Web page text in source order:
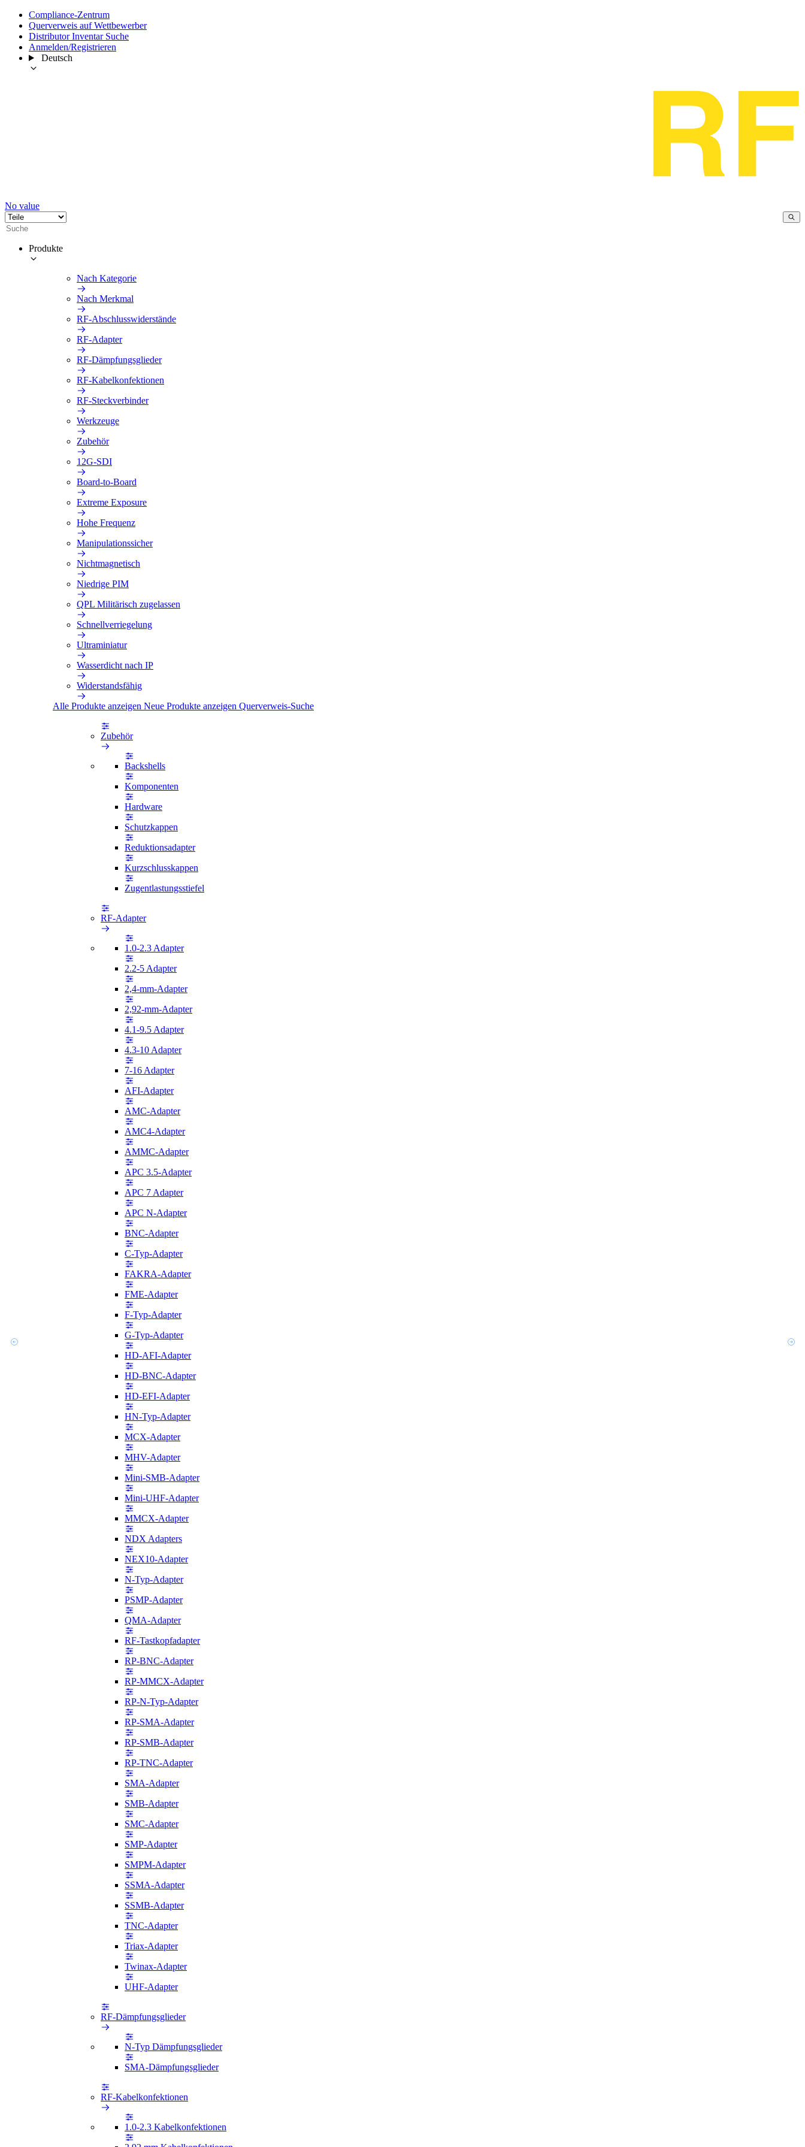
Compliance-Zentrum
Querverweis auf Wettbewerber
Distributor Inventar Suche
Anmelden/Registrieren
Deutsch
No value
Produkte
Nach Kategorie
Nach Merkmal
RF-Abschlusswiderstände
RF-Adapter
RF-Dämpfungsglieder
RF-Kabelkonfektionen
RF-Steckverbinder
Werkzeuge
Zubehör
12G-SDI
Board-to-Board
Extreme Exposure
Hohe Frequenz
Manipulationssicher
Nichtmagnetisch
Niedrige PIM
QPL Militärisch zugelassen
Schnellverriegelung
Ultraminiatur
Wasserdicht nach IP
Widerstandsfähig
Alle Produkte anzeigen Neue Produkte anzeigen Querverweis-Suche
Zubehör
Backshells
Komponenten
Hardware
Schutzkappen
Reduktionsadapter
Kurzschlusskappen
Zugentlastungsstiefel
RF-Adapter
1.0-2.3 Adapter
2.2-5 Adapter
2,4-mm-Adapter
2,92-mm-Adapter
4.1-9.5 Adapter
4.3-10 Adapter
7-16 Adapter
AFI-Adapter
AMC-Adapter
AMC4-Adapter
AMMC-Adapter
APC 3.5-Adapter
APC 7 Adapter
APC N-Adapter
BNC-Adapter
C-Typ-Adapter
FAKRA-Adapter
FME-Adapter
F-Typ-Adapter
G-Typ-Adapter
HD-AFI-Adapter
HD-BNC-Adapter
HD-EFI-Adapter
HN-Typ-Adapter
MCX-Adapter
MHV-Adapter
Mini-SMB-Adapter
Mini-UHF-Adapter
MMCX-Adapter
NDX Adapters
NEX10-Adapter
N-Typ-Adapter
PSMP-Adapter
QMA-Adapter
RF-Tastkopfadapter
RP-BNC-Adapter
RP-MMCX-Adapter
RP-N-Typ-Adapter
RP-SMA-Adapter
RP-SMB-Adapter
RP-TNC-Adapter
SMA-Adapter
SMB-Adapter
SMC-Adapter
SMP-Adapter
SMPM-Adapter
SSMA-Adapter
SSMB-Adapter
TNC-Adapter
Triax-Adapter
Twinax-Adapter
UHF-Adapter
RF-Dämpfungsglieder
N-Typ Dämpfungsglieder
SMA-Dämpfungsglieder
RF-Kabelkonfektionen
1.0-2.3 Kabelkonfektionen